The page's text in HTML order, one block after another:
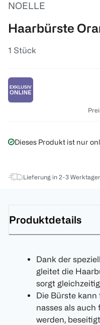
NOELLE
Haarbürste
1 Stück
Dieses Produkt ist nur
Lieferung in 2-3
Produktdetails
Dank der
gleitet die
sorgt
Die Bürste
nasses als
werden,